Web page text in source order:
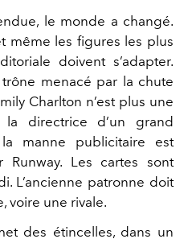
le monde a changé.
même les figures les plus
doivent s’adapter.
menacé par la chute
Charlton n’est plus une
la directrice d’un grand
manne publicitaire est
Runway. Les cartes sont
L’ancienne patronne doit
voire une rivale.
des étincelles, dans un